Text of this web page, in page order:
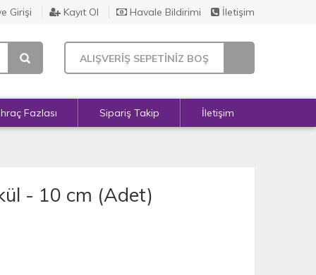
Girişi Kayıt Ol Havale Bildirimi İletişim
ALIŞVERİŞ SEPETİNİZ BOŞ
Fazlası Sipariş Takip İletişim
- 10 cm (Adet)